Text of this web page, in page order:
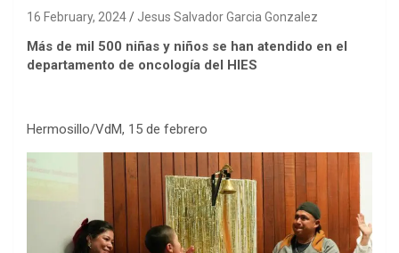
16 February, 2024 Jesus Salvador Garcia Gonzalez
Más de mil 500 niñas y niños se han atendido en el
departamento de oncología del HIES
Hermosillo/VdM, 15 de febrero